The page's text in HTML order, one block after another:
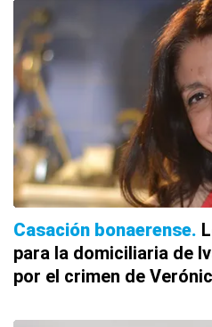
Casación bonaerense
para la domiciliaria de
por el crimen de